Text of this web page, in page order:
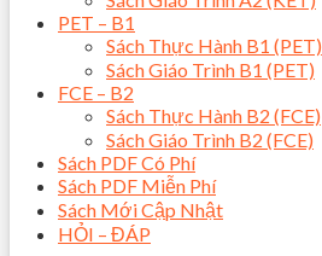
PET – B1
Sách Thực Hành B1 (PET)
Sách Giáo Trình B1 (PET)
FCE – B2
Sách Thực Hành B2 (FCE)
Sách Giáo Trình B2 (FCE)
Sách PDF Có Phí
Sách PDF Miễn Phí
Sách Mới Cập Nhật
HỎI – ĐÁP